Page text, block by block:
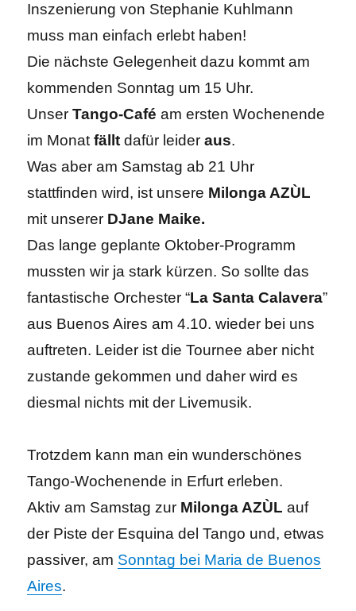
Inszenierung von Stephanie Kuhlmann
muss man einfach erlebt haben!
Die nächste Gelegenheit dazu kommt am
kommenden Sonntag um 15 Uhr.
UnserTango-Café am ersten Wochenende
im Monat fällt dafür leideraus.
Was aber am Samstag ab 21 Uhr
stattfinden wird, ist unsere Milonga AZÙL
mit unserer DJane Maike.
Das lange geplante Oktober-Programm
mussten wir ja stark kürzen. So sollte das
fantastische Orchester “La Santa Calavera”
aus Buenos Aires am 4.10. wieder bei uns
auftreten. Leider ist die Tournee aber nicht
zustande gekommen und daher wird es
diesmal nichts mit der Livemusik.
Trotzdem kann man ein wunderschönes
Tango-Wochenende in Erfurt erleben.
Aktiv am Samstag zur Milonga AZÙLauf
der Piste der Esquina del Tango und, etwas
passiver, am Sonntag bei Maria de Buenos
Aires.